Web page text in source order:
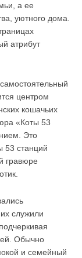
а ее
уютного дома.
атрибут
центром
кошачьих
«Коты 53
Это
53 станций
гравюре
служили
Обычно
и семейный